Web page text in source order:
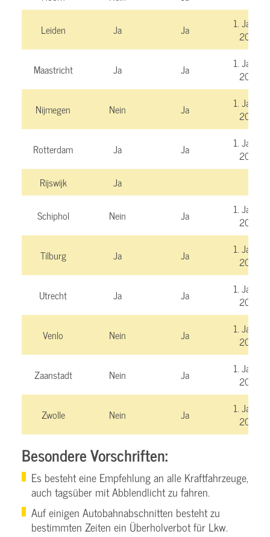
Leiden Ja Ja
1. Januar
2025
Maastricht Ja Ja
1. Januar
2025
Nijmegen Nein Ja
1. Januar
2025
Rotterdam Ja Ja
1. Januar
2025
Rijswijk
Ja
Schiphol Nein Ja
1. Januar
2026
Tilburg Ja Ja
1. Januar
2025
Utrecht Ja Ja
1. Januar
2025
Venlo Nein Ja
1. Januar
2027
Zaanstadt Nein Ja
1. Januar
2026
Zwolle Nein Ja
1. Januar
2025
Besondere Vorschriften:
Es besteht eine Empfehlung an alle Kraftfahrzeuge,
auch tagsüber mit Abblendlicht zu fahren.
Auf einigen Autobahnabschnitten besteht zu
bestimmten Zeiten ein Überholverbot für Lkw.